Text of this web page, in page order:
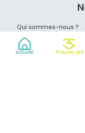
Accueil Trouver pro
Qui sommes-nous ?
Rejoignez-nous !
Conseils du pro